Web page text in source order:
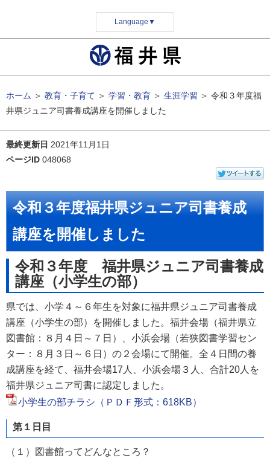
Language ▼
ホーム ＞ 教育・子育て ＞ 学習・教育 ＞ 生涯学習 ＞ 令和３年度福
井県ジュニア司書養成講座を開催しました
最終更新日 2021年11月1日
ページID 048068
令和３年度福井県ジュニア司書養成
講座を開催しました
令和３年度 福井県ジュニア司書養成
講座（小学生の部）
県では、小学４～６年生を対象に福井県ジュニア司書養成
講座（小学生の部）を開催しました。福井会場（福井県立
図書館：８月４日～７日）、小浜会場（若狭図書学習セン
ター：８月３日～６日）の２会場にて開催。全４日間の養
成講座を経て、福井会場17人、小浜会場３人、合計20人を
福井県ジュニア司書に認定しました。
小学生の部チラシ（ＰＤＦ形式：618KB）
第 １日目
（１）図書館ってどんなところ？